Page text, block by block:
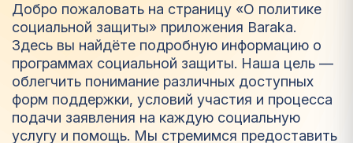
Добро пожаловать на страницу «О политике
социальной защиты» приложения Baraka.
Здесь вы найдёте подробную информацию о
программах социальной защиты. Наша цель —
облегчить понимание различных доступных
форм поддержки, условий участия и процесса
подачи заявления на каждую социальную
услугу и помощь. Мы стремимся предоставить